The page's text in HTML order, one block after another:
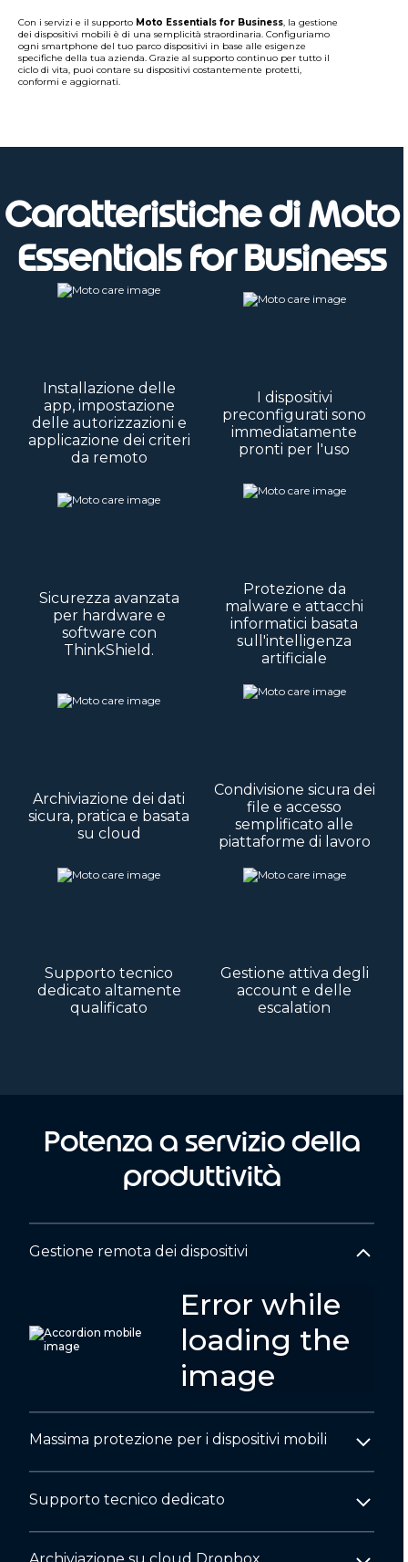
Con i servizi e il supporto Moto Essentials for Business, la gestione
dei dispositivi mobili è di una semplicità straordinaria. Configuriamo
ogni smartphone del tuo parco dispositivi in base alle esigenze
specifiche della tua azienda. Grazie al supporto continuo per tutto il
ciclo di vita, puoi contare su dispositivi costantemente protetti,
conformi e aggiornati.
Caratteristiche di Moto
Essentials for Business
Installazione delle
app, impostazione
delle autorizzazioni e
applicazione dei criteri
da remoto
I dispositivi
preconfigurati sono
immediatamente
pronti per l'uso
Sicurezza avanzata
per hardware e
software con
ThinkShield.
Protezione da
malware e attacchi
informatici basata
sull'intelligenza
artificiale
Archiviazione dei dati
sicura, pratica e basata
su cloud
Condivisione sicura dei
file e accesso
semplificato alle
piattaforme di lavoro
Supporto tecnico
dedicato altamente
qualificato
Gestione attiva degli
account e delle
escalation
Potenza a servizio della
produttività
Gestione remota dei dispositivi
Massima protezione per i dispositivi mobili
Supporto tecnico dedicato